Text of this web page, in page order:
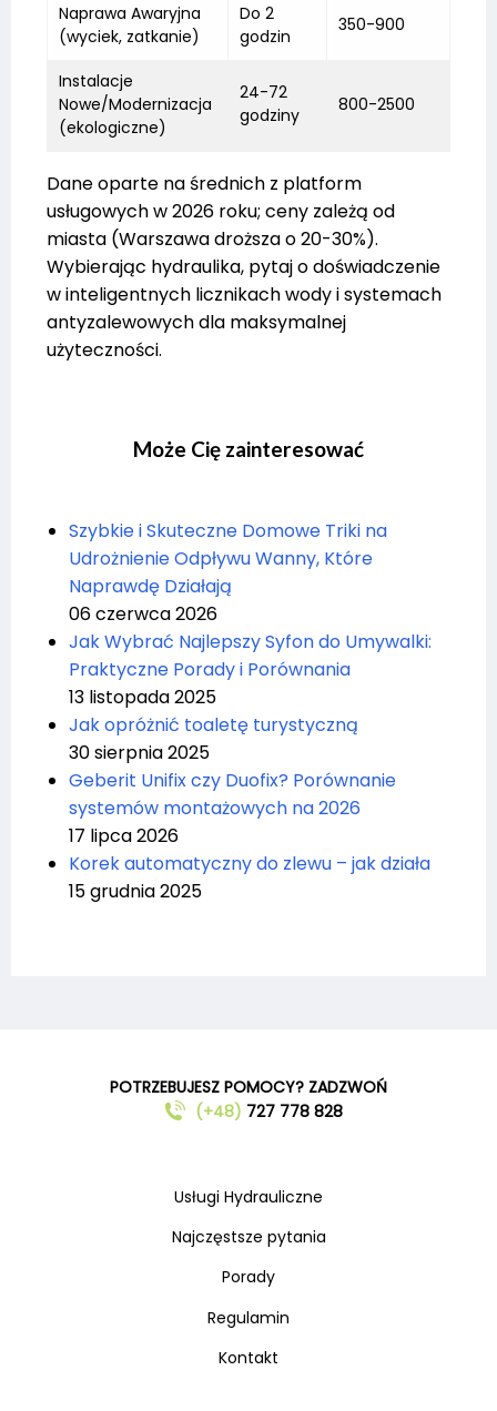
Naprawa Awaryjna
(wyciek, zatkanie)
Do 2
godzin
350-900
Instalacje
Nowe/Modernizacja
(ekologiczne)
24-72
godziny
800-2500
Dane oparte na średnich z platform
usługowych w 2026 roku; ceny zależą od
miasta (Warszawa droższa o 20-30%).
Wybierając hydraulika, pytaj o doświadczenie
w inteligentnych licznikach wody i systemach
antyzalewowych dla maksymalnej
użyteczności.
Może Cię zainteresować
Szybkie i Skuteczne Domowe Triki na
Udrożnienie Odpływu Wanny, Które
Naprawdę Działają
06 czerwca 2026
Jak Wybrać Najlepszy Syfon do Umywalki:
Praktyczne Porady i Porównania
13 listopada 2025
Jak opróżnić toaletę turystyczną
30 sierpnia 2025
Geberit Unifix czy Duofix? Porównanie
systemów montażowych na 2026
17 lipca 2026
Korek automatyczny do zlewu – jak działa
15 grudnia 2025
POTRZEBUJESZ POMOCY? ZADZWOŃ
(+48) 727 778 828
Usługi Hydrauliczne
Najczęstsze pytania
Porady
Regulamin
Kontakt